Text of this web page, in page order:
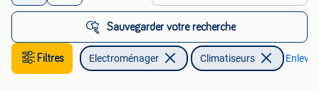
Sauvegarder votre recherche
Filtres Electroménager Climatiseurs